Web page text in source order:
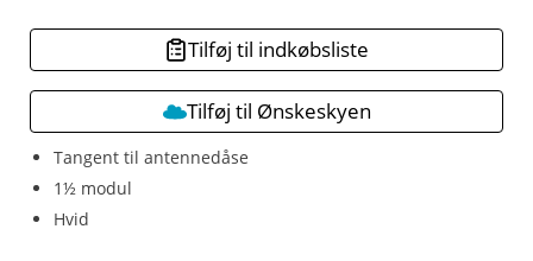
Tangent til antennedåse
1½ modul
Hvid
Tilføj til indkøbsliste
Tilføj til Ønskeskyen